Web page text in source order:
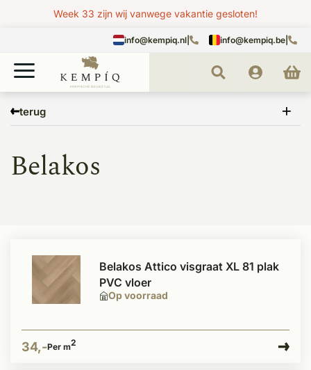
Week 33 zijn wij vanwege vakantie gesloten!
info@kempiq.nl info@kempiq.be
terug
Merken Belakos
Belakos
Op voorraad
Belakos Attico visgraat XL 81 plak
PVC vloer
34,-Per m2